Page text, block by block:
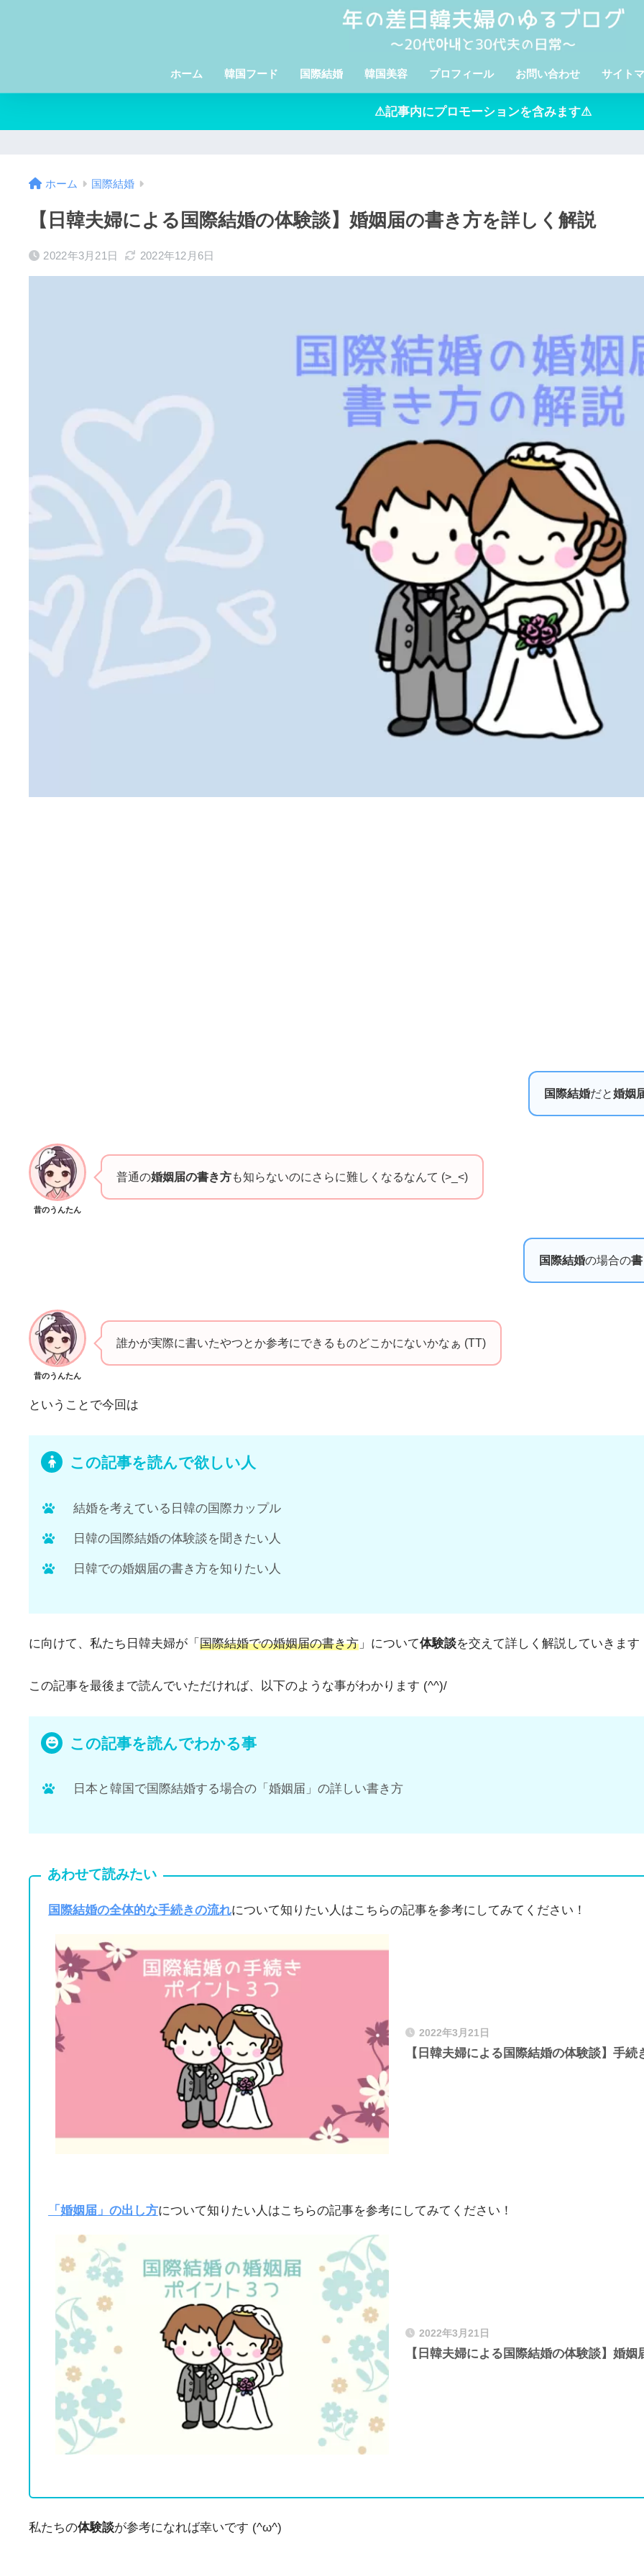
ホーム 韓国フード 国際結婚 韓国美容 プロフィール お問い合わせ サイト
⚠記事内にプロモーションを含みます⚠
ホーム 国際結婚
【日韓夫婦による国際結婚の体験談】婚姻届の書き方を詳しく解説
2022年3月21日 2022年12月6日
国際結婚だと婚姻
昔のうんたん
普通の婚姻届の書き方も知らないのにさらに難しくなるなんて (>_<)
国際結婚の場合の
昔のうんたん
誰かが実際に書いたやつとか参考にできるものどこかにないかなぁ (TT)
ということで今回は
この記事を読んで欲しい人
結婚を考えている日韓の国際カップル
日韓の国際結婚の体験談を聞きたい人
日韓での婚姻届の書き方を知りたい人
に向けて、私たち日韓夫婦が「 国際結婚での婚姻届の書き方 」について体験談を交えて詳しく解説していきます
この記事を最後まで読んでいただければ、以下のような事がわかります (^^)/
この記事を読んでわかる事
日本と韓国で国際結婚する場合の「婚姻届」の詳しい書き方
あわせて読みたい
国際結婚の全体的な手続きの流れについて知りたい人はこちらの記事を参考にしてみてください！
2022年3月21日
【日韓夫婦による国際結婚の体験談】手
「婚姻届」の出し方について知りたい人はこちらの記事を参考にしてみてください！
2022年3月21日
【日韓夫婦による国際結婚の体験談】婚
私たちの体験談が参考になれば幸いです (^ω^)